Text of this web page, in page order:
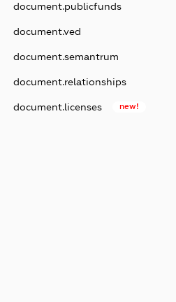
document.publicfunds
document.ved
document.semantrum
document.relationships
document.licenses new!